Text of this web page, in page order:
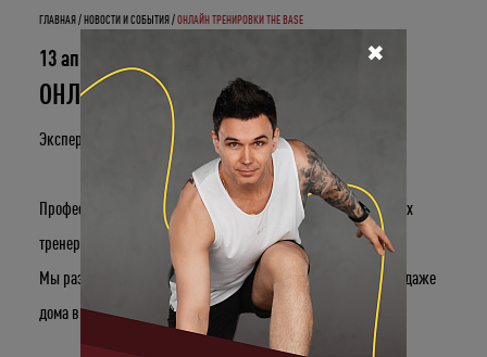
ГЛАВНАЯ НОВОСТИ И СОБЫТИЯ ОНЛАЙН ТРЕНИРОВКИ THE BASE
13 апреля 2020
ОНЛАЙН ТРЕНИРОВКИ THE BASE
Экспертиза наших тренеров не знает границ!
Профессиональные тренировки под чутким контролем наших
тренеров доступны в режиме онлайн.
Мы разработали 2 формата онлайн тренинга для того, чтобы даже
дома вы смогли поддерживать себя в форме.
✖